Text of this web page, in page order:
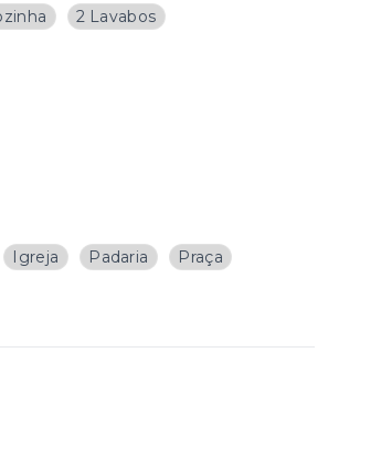
2 Lavabos
Igreja Padaria
Praça